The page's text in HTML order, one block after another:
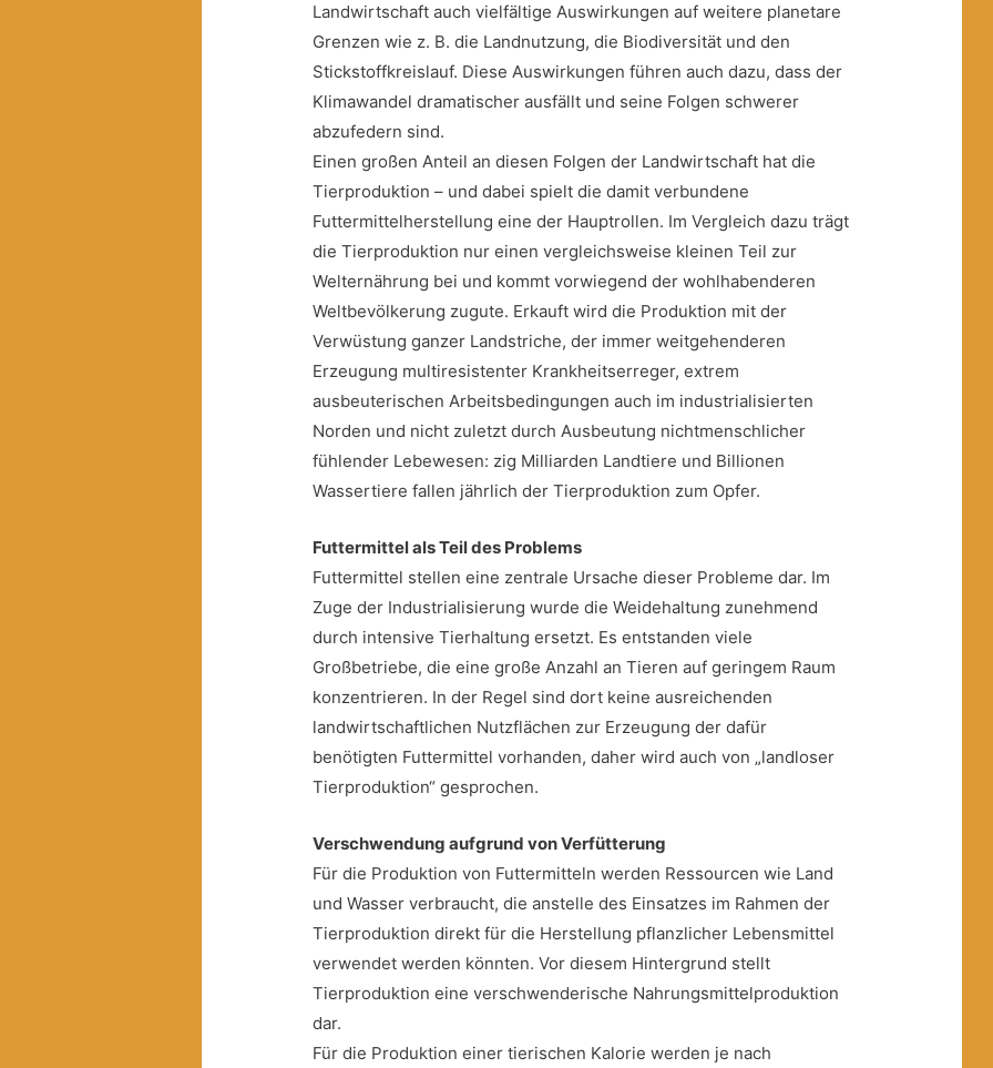
Landwirtschaft auch vielfältige Auswirkungen auf weitere planetare
Grenzen wie z. B. die Landnutzung, die Biodiversität und den
Stickstoffkreislauf. Diese Auswirkungen führen auch dazu, dass der
Klimawandel dramatischer ausfällt und seine Folgen schwerer
abzufedern sind.
Einen großen Anteil an diesen Folgen der Landwirtschaft hat die
Tierproduktion – und dabei spielt die damit verbundene
Futtermittelherstellung eine der Hauptrollen. Im Vergleich dazu trägt
die Tierproduktion nur einen vergleichsweise kleinen Teil zur
Welternährung bei und kommt vorwiegend der wohlhabenderen
Weltbevölkerung zugute. Erkauft wird die Produktion mit der
Verwüstung ganzer Landstriche, der immer weitgehenderen
Erzeugung multiresistenter Krankheitserreger, extrem
ausbeuterischen Arbeitsbedingungen auch im industrialisierten
Norden und nicht zuletzt durch Ausbeutung nichtmenschlicher
fühlender Lebewesen: zig Milliarden Landtiere und Billionen
Wassertiere fallen jährlich der Tierproduktion zum Opfer.
Futtermittel als Teil des Problems
Futtermittel stellen eine zentrale Ursache dieser Probleme dar. Im
Zuge der Industrialisierung wurde die Weidehaltung zunehmend
durch intensive Tierhaltung ersetzt. Es entstanden viele
Großbetriebe, die eine große Anzahl an Tieren auf geringem Raum
konzentrieren. In der Regel sind dort keine ausreichenden
landwirtschaftlichen Nutzflächen zur Erzeugung der dafür
benötigten Futtermittel vorhanden, daher wird auch von „landloser
Tierproduktion“ gesprochen.
Verschwendung aufgrund von Verfütterung
Für die Produktion von Futtermitteln werden Ressourcen wie Land
und Wasser verbraucht, die anstelle des Einsatzes im Rahmen der
Tierproduktion direkt für die Herstellung pflanzlicher Lebensmittel
verwendet werden könnten. Vor diesem Hintergrund stellt
Tierproduktion eine verschwenderische Nahrungsmittelproduktion
dar.
Für die Produktion einer tierischen Kalorie werden je nach